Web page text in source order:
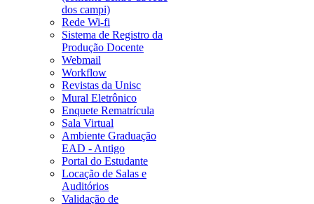
dos campi)
Rede Wi-fi
Sistema de Registro da
Produção Docente
Webmail
Workflow
Revistas da Unisc
Mural Eletrônico
Enquete Rematrícula
Sala Virtual
Ambiente Graduação
EAD - Antigo
Portal do Estudante
Locação de Salas e
Auditórios
Validação de